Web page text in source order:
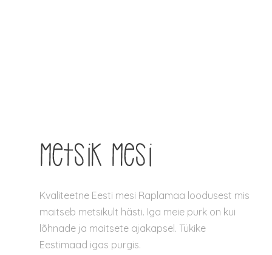
Kvaliteetne Eesti mesi Raplamaa loodusest mis
maitseb metsikult hästi. Iga meie purk on kui
lõhnade ja maitsete ajakapsel. Tükike
Eestimaad igas purgis.